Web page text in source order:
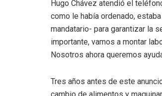
Hugo Chávez atendió el
como le había ordenado,
mandatario- para garantizar la
importante, vamos a montar
Nosotros ahora queremos
Tres años antes de este